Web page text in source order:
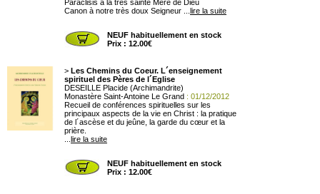
Paraclisis à la très sainte Mère de Dieu
Canon à notre très doux Seigneur ... lire la suite
NEUF habituellement en stock
Prix : 12.00€
> Les Chemins du Coeur. L´enseignement
spirituel des Pères de l´Eglise
DESEILLE Placide (Archimandrite)
Monastère Saint-Antoine Le Grand : 01/12/2012
Recueil de conférences spirituelles sur les
principaux aspects de la vie en Christ : la pratique
de l´ascèse et du jeûne, la garde du cœur et la
prière.
lire la suite
NEUF habituellement en stock
Prix : 12.00€